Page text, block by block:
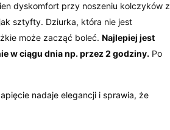
dyskomfort przy noszeniu kolczyków z
sztyfty. Dziurka, która nie jest
może zacząć boleć.Najlepiej jest
w ciągu dnia np. przez 2 godziny. Po
nadaje elegancji i sprawia, że